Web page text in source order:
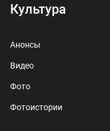
Культура
Анонсы
Видео
Фото
Фотоистории